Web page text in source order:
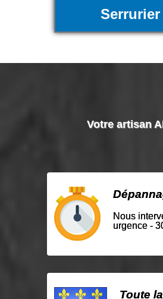
Serrurier
Votre artisan
Nous
urgence -
Toute